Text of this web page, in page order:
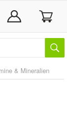
& Mineralien